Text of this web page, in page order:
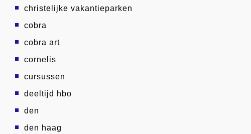
christelijke vakantieparken
cobra
cobra art
cornelis
cursussen
deeltijd hbo
den
den haag